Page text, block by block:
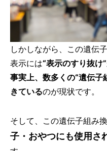
しかしながら、この遺伝
表示には“表示のすり抜け”
事実上、数多くの“遺伝子
きているのが現状です。
そして、この遺伝子組み
子・おやつにも使用さ